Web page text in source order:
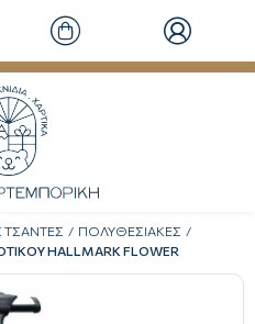
ΤΣΑΝΤΕΣ
ΠΟΛΥΘΕΣΙΑΚΕΣ
HALLMARK FLOWER